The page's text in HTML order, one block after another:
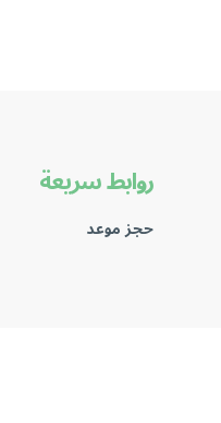
روابط سريعة
حجز موعد